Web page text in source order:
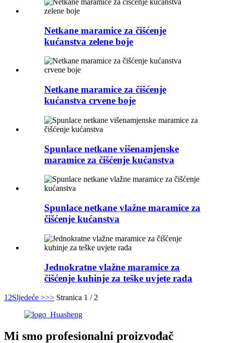
Netkane maramice za čišćenje
kućanstva zelene boje
Netkane maramice za čišćenje
kućanstva crvene boje
Spunlace netkane višenamjenske
maramice za čišćenje kućanstva
Spunlace netkane vlažne maramice za
čišćenje kućanstva
Jednokratne vlažne maramice za
čišćenje kuhinje za teške uvjete rada
1 2Sljedeće >>> Stranica 1 / 2
Mi smo profesionalni proizvođač